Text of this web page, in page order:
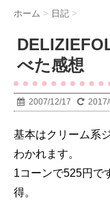
ホーム > 日記 >
べた感想
2007/12/17 2017/
基本はクリーム系
わかれます。
1コーンで525円で
得。